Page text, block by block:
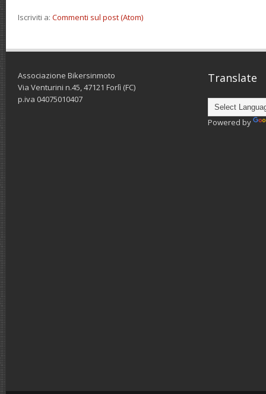
Iscriviti a: Commenti sul post (Atom)
Associazione Bikersinmoto
Via Venturini n.45, 47121 Forlì (FC)
p.iva 04075010407
Translate
Powered by